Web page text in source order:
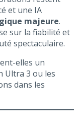
et une IA
majeure.
sur la fiabilité et
spectaculaire.
elles un
Ultra 3 ou les
dans les